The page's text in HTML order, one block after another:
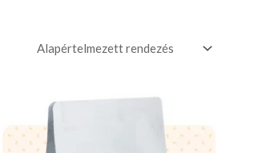
Ártartomány:
Ennek